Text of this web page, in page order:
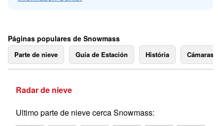
Páginas populares de Snowmass
Parte de nieve Guía de Estación História Cámaras
Radar de nieve
Ultimo parte de nieve cerca Snowmass: